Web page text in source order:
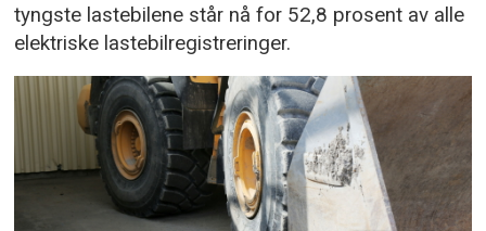
tyngste lastebilene står nå for 52,8 prosent av alle
elektriske lastebilregistreringer.